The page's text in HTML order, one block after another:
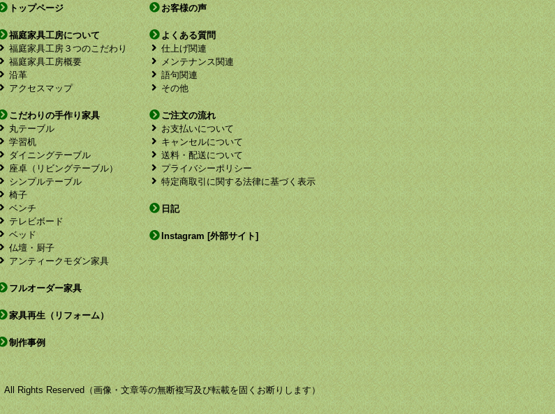
トップページ
福庭家具工房について
福庭家具工房３つのこだわり
福庭家具工房概要
沿革
アクセスマップ
こだわりの手作り家具
丸テーブル
学習机
ダイニングテーブル
座卓（リビングテーブル）
シンプルテーブル
椅子
ベンチ
テレビボード
ベッド
仏壇・厨子
アンティークモダン家具
フルオーダー家具
家具再生（リフォーム）
制作事例
お客様の声
よくある質問
仕上げ関連
メンテナンス関連
語句関連
その他
ご注文の流れ
お支払いについて
キャンセルについて
送料・配送について
プライバシーポリシー
特定商取引に関する法律に基づく表示
日記
Instagram [外部サイト]
Rights Reserved（画像・文章等の無断複写及び転載を固くお断りします）